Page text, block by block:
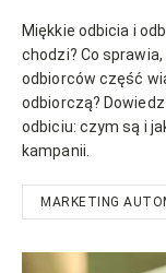
Miękkie odbicia i
chodzi? Co
odbiorców część
odbiorczą?
odbiciu: czym są i
kampanii.
MARKETING